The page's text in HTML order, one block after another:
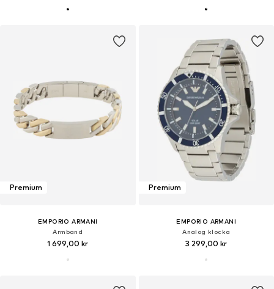
Premium
EMPORIO ARMANI
Armband
1 699,00 kr
Premium
EMPORIO ARMANI
Analog klocka
3 299,00 kr